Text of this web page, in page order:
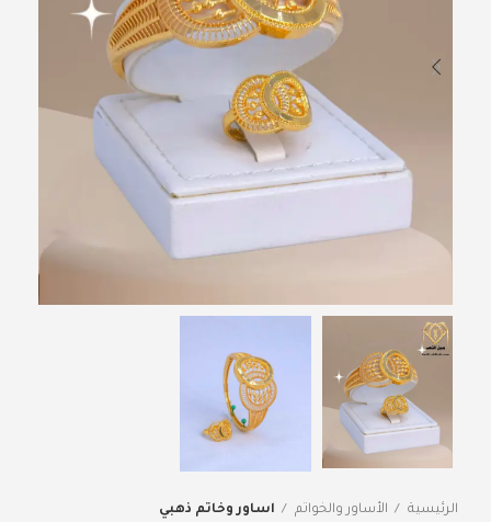
الرئيسية الأساور والخواتم اساور وخاتم ذهبي